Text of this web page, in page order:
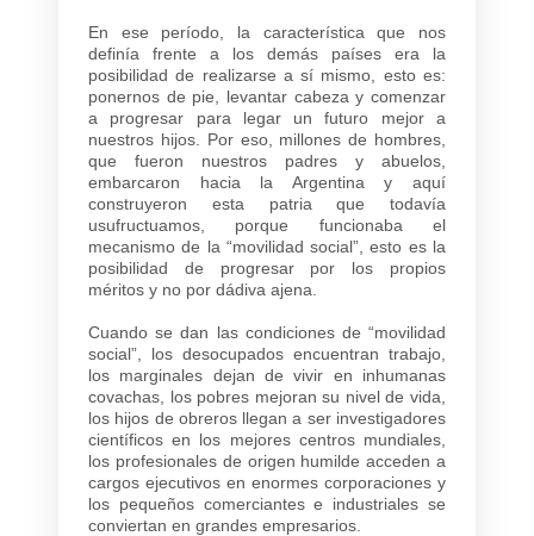
En ese período, la característica que nos
definía frente a los demás países era la
posibilidad de realizarse a sí mismo, esto es:
ponernos de pie, levantar cabeza y comenzar
a progresar para legar un futuro mejor a
nuestros hijos. Por eso, millones de hombres,
que fueron nuestros padres y abuelos,
embarcaron hacia la Argentina y aquí
construyeron esta patria que todavía
usufructuamos, porque funcionaba el
mecanismo de la “movilidad social”, esto es la
posibilidad de progresar por los propios
méritos y no por dádiva ajena.
Cuando se dan las condiciones de “movilidad
social”, los desocupados encuentran trabajo,
los marginales dejan de vivir en inhumanas
covachas, los pobres mejoran su nivel de vida,
los hijos de obreros llegan a ser investigadores
científicos en los mejores centros mundiales,
los profesionales de origen humilde acceden a
cargos ejecutivos en enormes corporaciones y
los pequeños comerciantes e industriales se
conviertan en grandes empresarios.